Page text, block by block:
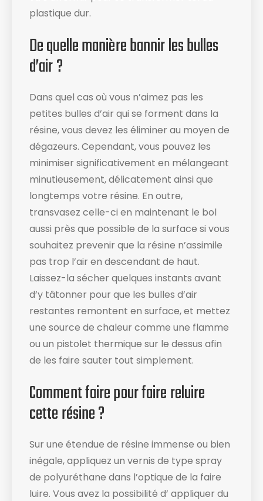
plastique dur.
De quelle manière bannir les bulles
d’air ?
Dans quel cas où vous n’aimez pas les
petites bulles d’air qui se forment dans la
résine, vous devez les éliminer au moyen de
dégazeurs. Cependant, vous pouvez les
minimiser significativement en mélangeant
minutieusement, délicatement ainsi que
longtemps votre résine. En outre,
transvasez celle-ci en maintenant le bol
aussi près que possible de la surface si vous
souhaitez prevenir que la résine n’assimile
pas trop l’air en descendant de haut.
Laissez-la sécher quelques instants avant
d’y tâtonner pour que les bulles d’air
restantes remontent en surface, et mettez
une source de chaleur comme une flamme
ou un pistolet thermique sur le dessus afin
de les faire sauter tout simplement.
Comment faire pour faire reluire
cette résine ?
Sur une étendue de résine immense ou bien
inégale, appliquez un vernis de type spray
de polyuréthane dans l’optique de la faire
luire. Vous avez la possibilité d’ appliquer du